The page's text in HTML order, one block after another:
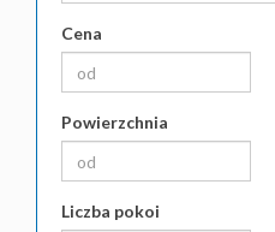
Cena
Powierzchnia
Liczba pokoi